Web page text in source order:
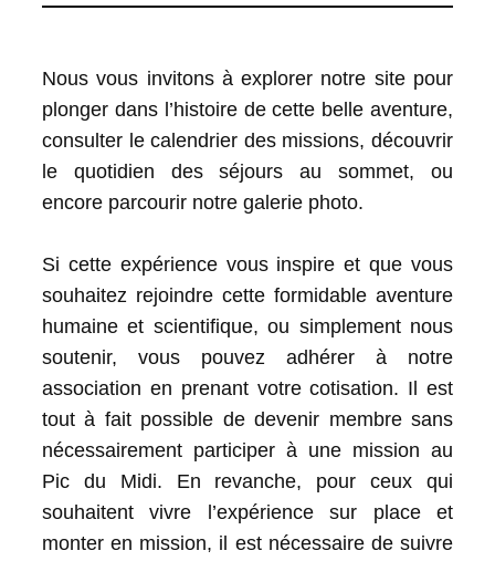
Nous vous invitons à explorer notre site pour
plonger dans l’histoire de cette belle aventure,
consulter le calendrier des missions, découvrir
le quotidien des séjours au sommet, ou
encore parcourir notre galerie photo.
Si cette expérience vous inspire et que vous
souhaitez rejoindre cette formidable aventure
humaine et scientifique, ou simplement nous
soutenir, vous pouvez adhérer à notre
association en prenant votre cotisation. Il est
tout à fait possible de devenir membre sans
nécessairement participer à une mission au
Pic du Midi. En revanche, pour ceux qui
souhaitent vivre l’expérience sur place et
monter en mission, il est nécessaire de suivre